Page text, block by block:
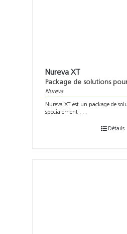
Nureva XT
Package de solutions
Nureva
Nureva XT est un package de
spécialement . . .
Détails